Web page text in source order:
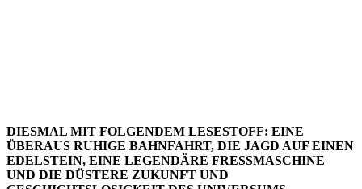
DIESMAL MIT FOLGENDEM LESESTOFF: EINE
ÜBERAUS RUHIGE BAHNFAHRT, DIE JAGD AUF EINEN
EDELSTEIN, EINE LEGENDÄRE FRESSMASCHINE
UND DIE DÜSTERE ZUKUNFT UND